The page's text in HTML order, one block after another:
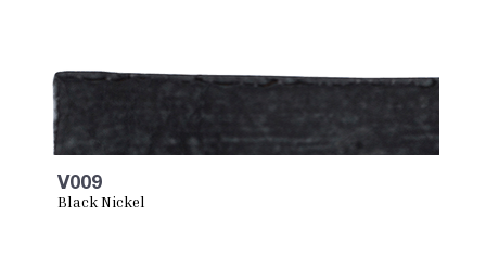
V009
Black Nickel